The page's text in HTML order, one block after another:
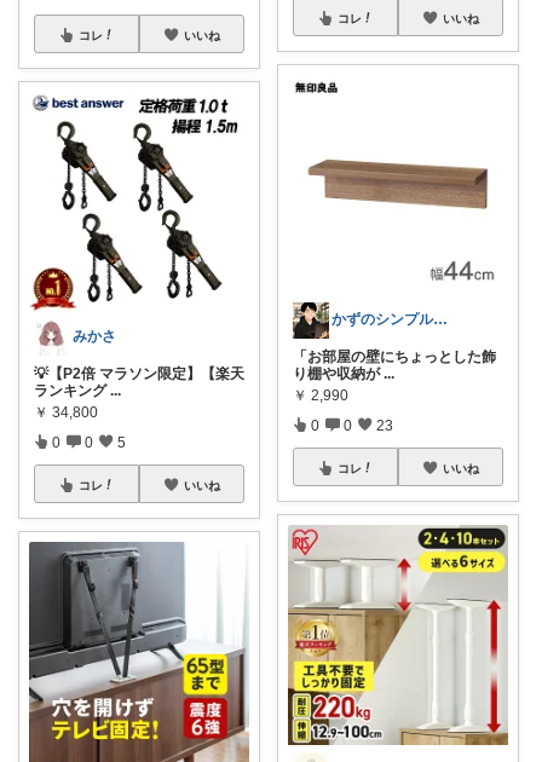
コレ いいね
みかさ
💡【P2倍 マラソン限定】【楽天
ランキング ...
￥ 34,800
0 0 5
コレ いいね
コレ いいね
かずのシンプル生活｜一生モノに出会う場所
​「お部屋の壁にちょっとした飾
り棚や収納が ...
￥ 2,990
0 0 23
コレ いいね